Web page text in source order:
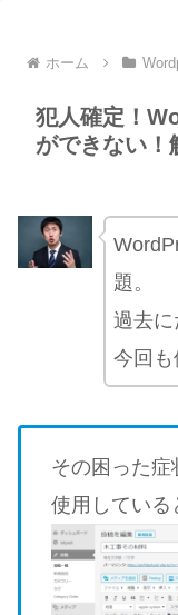
ホーム
犯人確定！
ができない！
題。
過去に
今回も
その困った症
使用している